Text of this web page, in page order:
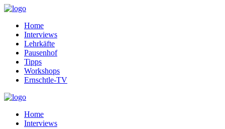
Home
Interviews
Lehrkäfte
Pausenhof
Tipps
Workshops
Ernschtle-TV
Home
Interviews